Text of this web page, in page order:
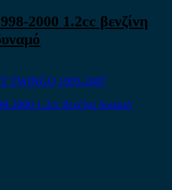
2000 1.2cc βενζίνη
TWINGO 1993-2007